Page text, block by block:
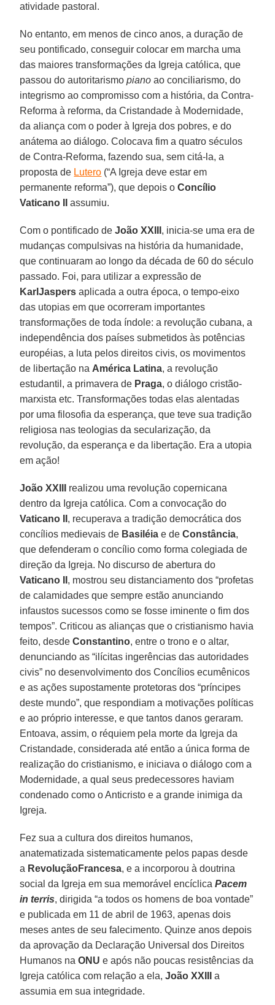
atividade pastoral.
No entanto, em menos de cinco anos, a duração de
seu pontificado, conseguir colocar em marcha uma
das maiores transformações da Igreja católica, que
passou do autoritarismopiano ao conciliarismo, do
integrismo ao compromisso com a história, da Contra-
Reforma à reforma, da Cristandade à Modernidade,
da aliança com o poder à Igreja dos pobres, e do
anátema ao diálogo. Colocava fim a quatro séculos
de Contra-Reforma, fazendo sua, sem citá-la, a
proposta de Lutero (“A Igreja deve estar em
permanente reforma”), que depois oConcílio
Vaticano II
assumiu.
Com o pontificado deJoão XXIII , inicia-se uma era de
mudanças compulsivas na história da humanidade,
que continuaram ao longo da década de 60 do século
passado. Foi, para utilizar a expressão de
KarlJaspers aplicada a outra época, o tempo-eixo
das utopias em que ocorreram importantes
transformações de toda índole: a revolução cubana, a
independência dos países submetidos às potências
européias, a luta pelos direitos civis, os movimentos
de libertação na América Latina, a revolução
estudantil, a primavera de Praga, o diálogo cristão-
marxista etc. Transformações todas elas alentadas
por uma filosofia da esperança, que teve sua tradição
religiosa nas teologias da secularização, da
revolução, da esperança e da libertação. Era a utopia
em ação!
João XXIII
realizou uma revolução copernicana
dentro da Igreja católica. Com a convocação do
Vaticano II , recuperava a tradição democrática dos
concílios medievais de Basiléia e deConstância,
que defenderam o concílio como forma colegiada de
direção da Igreja. No discurso de abertura do
Vaticano II , mostrou seu distanciamento dos “profetas
de calamidades que sempre estão anunciando
infaustos sucessos como se fosse iminente o fim dos
tempos”. Criticou as alianças que o cristianismo havia
feito, desdeConstantino, entre o trono e o altar,
denunciando as “ilícitas ingerências das autoridades
civis” no desenvolvimento dos Concílios ecumênicos
e as ações supostamente protetoras dos “príncipes
deste mundo”, que respondiam a motivações políticas
e ao próprio interesse, e que tantos danos geraram.
Entoava, assim, o réquiem pela morte da Igreja da
Cristandade, considerada até então a única forma de
realização do cristianismo, e iniciava o diálogo com a
Modernidade, a qual seus predecessores haviam
condenado como o Anticristo e a grande inimiga da
Igreja.
Fez sua a cultura dos direitos humanos,
anatematizada sistematicamente pelos papas desde
a RevoluçãoFrancesa, e a incorporou à doutrina
social da Igreja em sua memorável encíclicaPacem
in terris, dirigida “a todos os homens de boa vontade”
e publicada em 11 de abril de 1963, apenas dois
meses antes de seu falecimento. Quinze anos depois
da aprovação da Declaração Universal dos Direitos
Humanos naONU e após não poucas resistências da
Igreja católica com relação a ela,João XXIII
a
assumia em sua integridade.